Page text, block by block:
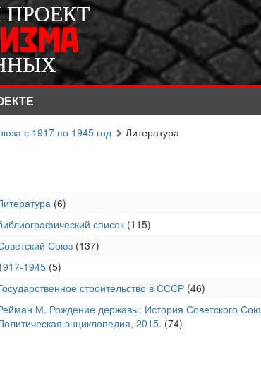
ПРОЕКТ
ПРОЕКТ
с 1917 по 1945 год Литература
(6)
список (115)
Союз (137)
1945 (5)
строительство в СССР (46)
М. Рождение державы: История Советского
энциклопедия, 2015. (74)